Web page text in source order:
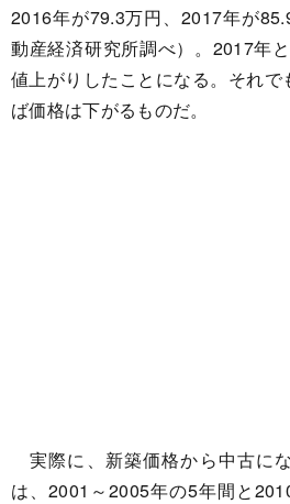
2016年が79.3万円、2017年が
動産経済研究所調べ）。2017年
値上がりしたことになる。それ
ば価格は下がるものだ。
実際に、新築価格から中古に
は、2001～2005年の5年間と